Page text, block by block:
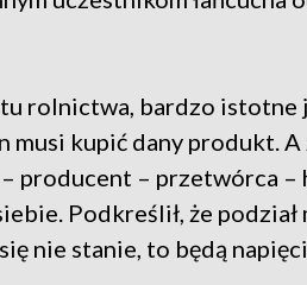
rolnictwa, bardzo istotne
musi kupić dany produkt.
producent – przetwórca –
Podkreślił, że
nie stanie, to będą